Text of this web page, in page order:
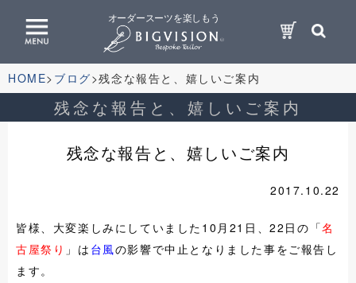
オーダースーツを楽しもう
HOME ブログ 残念な報告と、嬉しいご案内
残念な報告と、嬉しいご案内
残念な報告と、嬉しいご案内
2017.10.22
皆様、大変楽しみにしていました10月21日、22日の「名
古屋祭り 」は 台風の影響で中止となりました事をご報告し
ます。